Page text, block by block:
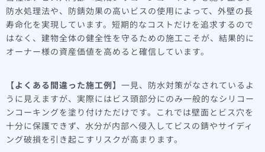
防水処理法や、防錆効果の高いビスの使用によって、外壁の長
寿命化を実現しています。短期的なコストだけを追求するので
はなく、建物全体の健全性を守るための施工こそが、結果的に
オーナー様の資産価値を高めると確信しています。
【よくある間違った施工例】 一見、防水対策がなされているよ
うに見えますが、実際にはビス頭部分にのみ一般的なシリコー
ンコーキングを塗り付けただけです。これでは壁面とビス穴を
十分に保護できず、水分が内部へ侵入してビスの錆やサイディ
ング破損を引き起こすリスクが高まります。